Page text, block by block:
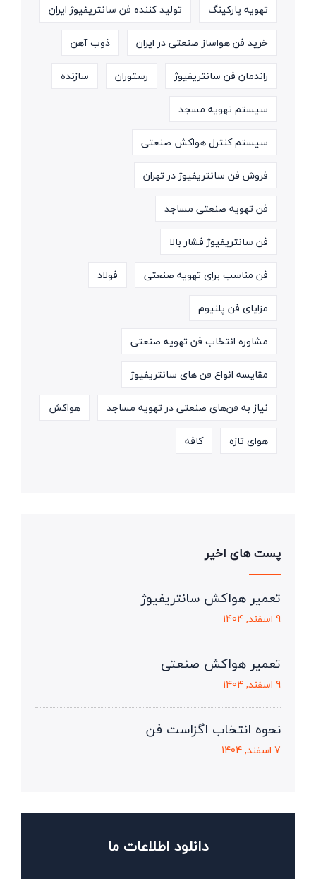
تهویه پارکینگ
تولید کننده فن سانتریفیوژ ایران
خرید فن هواساز صنعتی در ایران
ذوب آهن
راندمان فن سانتریفیوژ
رستوران
سازنده
سیستم تهویه مسجد
سیستم کنترل هواکش صنعتی
فروش فن سانتریفیوژ در تهران
فن تهویه صنعتی مساجد
فن سانتریفیوژ فشار بالا
فن مناسب برای تهویه صنعتی
فولاد
مزایای فن پلنیوم
مشاوره انتخاب فن تهویه صنعتی
مقایسه انواع فن های سانتریفیوژ
نیاز به فن‌های صنعتی در تهویه مساجد
هواکش
هوای تازه
کافه
پست های اخیر
تعمیر هواکش سانتریفیوژ
9 اسفند, 1404
تعمیر هواکش صنعتی
9 اسفند, 1404
نحوه انتخاب اگزاست فن
7 اسفند, 1404
دانلود اطلاعات ما